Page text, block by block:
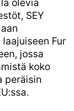
SEY
Fur
jossa
koko
peräisin